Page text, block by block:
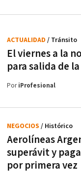
El viernes a la
para salida de
ACTUALIDAD / Tránsito
PoriProfesional
Aerolíneas
superávit y
por primera vez
NEGOCIOS / Histórico